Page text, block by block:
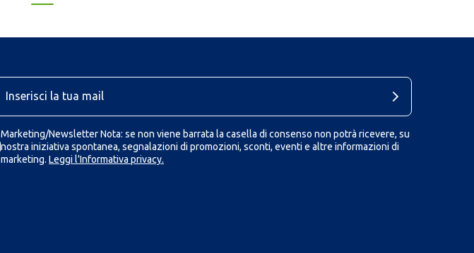
Marketing/Newsletter Nota: se non viene barrata la casella di consenso non potrà ricevere, su
nostra iniziativa spontanea, segnalazioni di promozioni, sconti, eventi e altre informazioni di
marketing. Leggi l'Informativa privacy.